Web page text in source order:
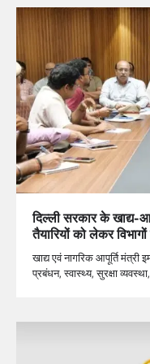
दिल्ली सरकार के खाद्य-
तैयारियों को लेकर
खाद्य एवं नागरिक आपूर्ति मंत्री
प्रबंधन, स्वास्थ्य, सुरक्षा